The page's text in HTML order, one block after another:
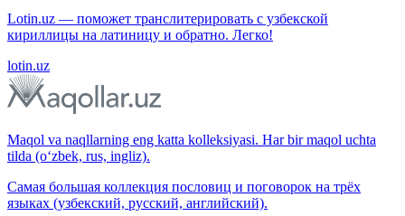
Lotin.uz — поможет транслитерировать с узбекской
кириллицы на латиницу и обратно. Легко!
lotin.uz
Maqol va naqllarning eng katta kolleksiyasi. Har bir maqol uchta
tilda (o‘zbek, rus, ingliz).
Самая большая коллекция пословиц и поговорок на трёх
языках (узбекский, русский, английский).